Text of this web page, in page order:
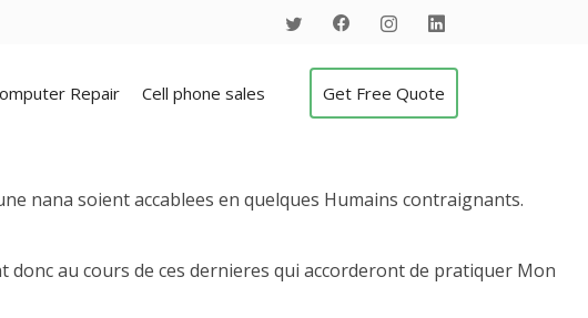
Repair Cell phone sales Get Free Quote
nana soient accablees en quelques Humains contraignants.
donc au cours de ces dernieres qui accorderont de pratiquer Mon